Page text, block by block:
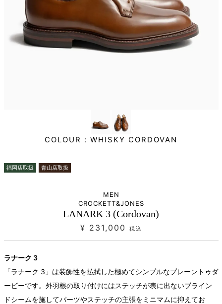
COLOUR : WHISKY CORDOVAN
福岡店取扱 青山店取扱
MEN
CROCKETT&JONES
LANARK 3 (Cordovan)
¥ 231,000 税込
ラナーク 3
「ラナーク 3」は装飾性を払拭した極めてシンプルなプレーントゥダ
ービーです。外羽根の取り付けにはステッチが表に出ないブライン
ドシームを施してパーツやステッチの主張をミニマムに抑えてお